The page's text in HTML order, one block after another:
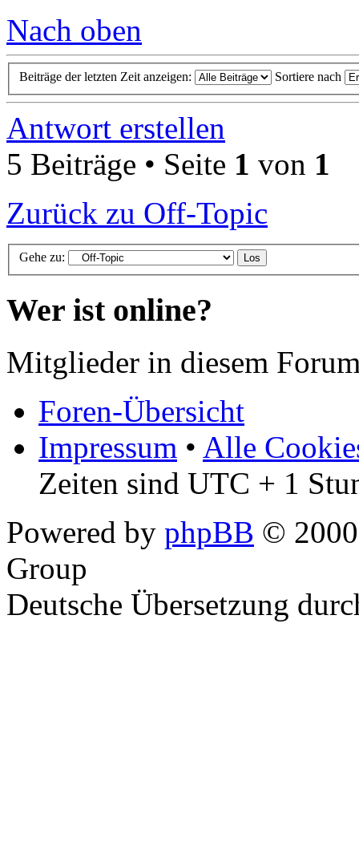
Nach oben
Beiträge der letzten Zeit anzeigen: Sortiere nach
Antwort erstellen
5 Beiträge • Seite 1 von 1
Zurück zu Off-Topic
Gehe zu:
Wer ist online?
Mitglieder in diesem
Foren-Übersicht
Impressum • Alle
Zeiten sind UTC + 1
Powered by phpBB ©
Group
Deutsche Übersetzung